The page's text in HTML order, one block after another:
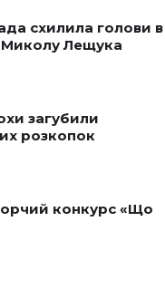
схилила голови в
Миколу Лещука
загубили
розкопок
конкурс «Що